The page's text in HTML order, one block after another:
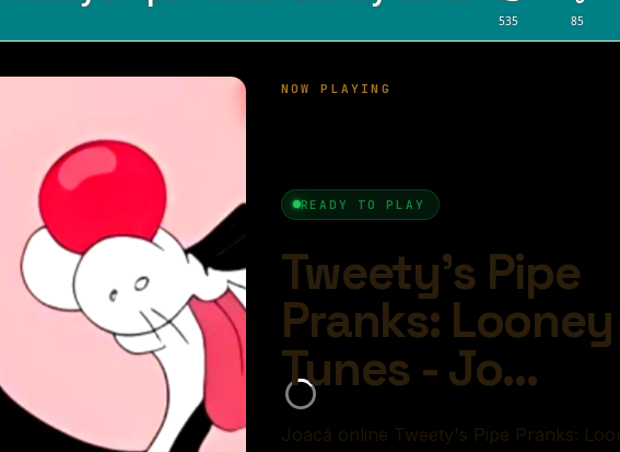
535 85